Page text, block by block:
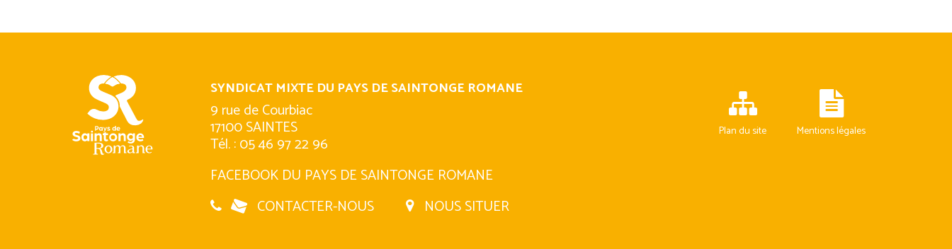
SYNDICAT MIXTE DU PAYS DE SAINTONGE ROMANE
9 rue de Courbiac
17100 SAINTES
Tél. : 05 46 97 22 96
FACEBOOK DU PAYS DE SAINTONGE ROMANE
CONTACTER-NOUS
NOUS SITUER
Plan du site Mentions légales